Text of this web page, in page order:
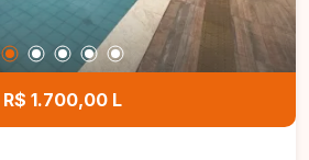
R$ 1.700,00 L